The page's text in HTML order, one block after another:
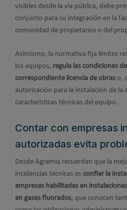
visibles desde la vía pública, debe
conjunto para su integración en la
comunidad de propietarios o del
Asimismo, la normativa fija límites
los equipos, regula las condiciones
correspondiente licencia de obras o,
autorización para la instalación de la
características técnicas del equipo.
Contar con empresas
autorizadas evita
Desde Agremia recuerdan que la
incidencias técnicas es confiar la
empresas habilitadas en
en gases fluorados, que conocen